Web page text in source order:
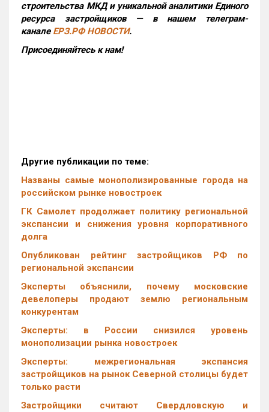
строительства МКД и уникальной аналитики Единого
ресурса застройщиков — в нашем телеграм-
канале ЕРЗ.РФ НОВОСТИ.
Присоединяйтесь к нам!
Другие публикации по теме:
Названы самые монополизированные города на
российском рынке новостроек
ГК Самолет продолжает политику региональной
экспансии и снижения уровня корпоративного
долга
Опубликован рейтинг застройщиков РФ по
региональной экспансии
Эксперты объяснили, почему московские
девелоперы продают землю региональным
конкурентам
Эксперты: в России снизился уровень
монополизации рынка новостроек
Эксперты: межрегиональная экспансия
застройщиков на рынок Северной столицы будет
только расти
Застройщики считают Свердловскую и